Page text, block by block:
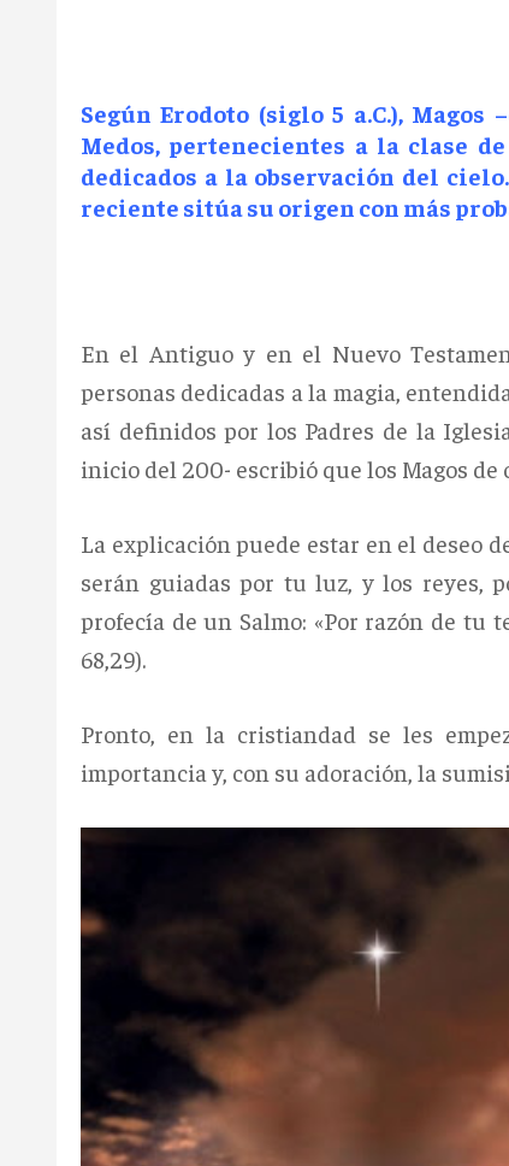
Según Erodoto (siglo 5 a.C.), Magos
Medos, pertenecientes a la clase
dedicados a la observación del
reciente sitúa su origen con más
En el Antiguo y en el Nuevo
personas dedicadas a la magia,
así definidos por los Padres de la
inicio del 200- escribió que los Magos
La explicación puede estar en el deseo
serán guiadas por tu luz, y los reyes,
profecía de un Salmo: «Por razón de tu
68,29).
Pronto, en la cristiandad se les
importancia y, con su adoración, la